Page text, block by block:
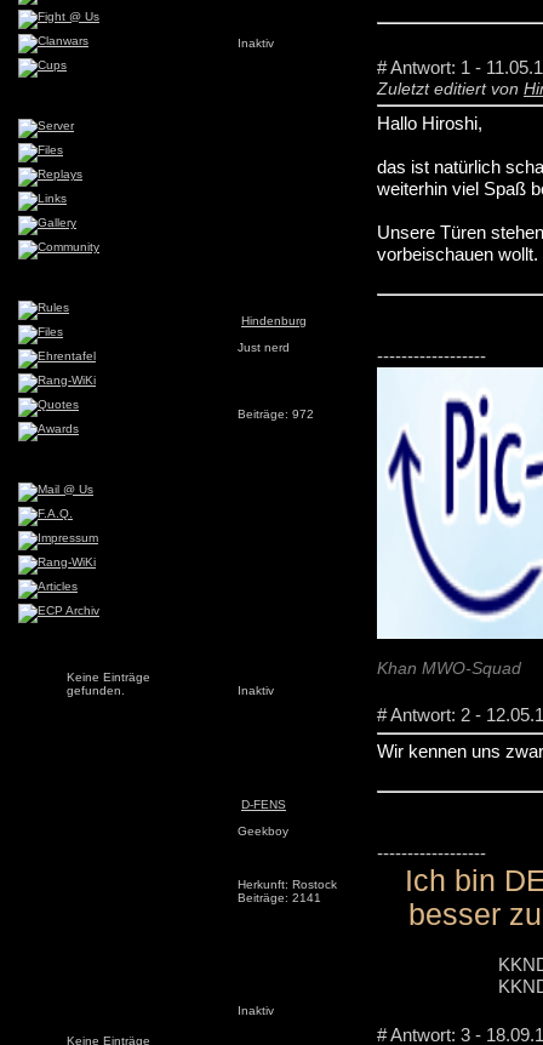
Keine Einträge
gefunden.
Keine Einträge
Inaktiv
Hindenburg
Just nerd
Beiträge: 972
# Antwort: 1 -
Zuletzt editiert von
Hallo Hiroshi,
das ist natürlich
weiterhin viel Spaß
Unsere Türen
vorbeischauen wollt.
------------------
Khan MWO-Squad
Inaktiv
D-FENS
Geekboy
Herkunft: Rostock
Beiträge: 2141
# Antwort: 2 -
Wir kennen uns
------------------
Ich bin
besser
Inaktiv
# Antwort: 3 -